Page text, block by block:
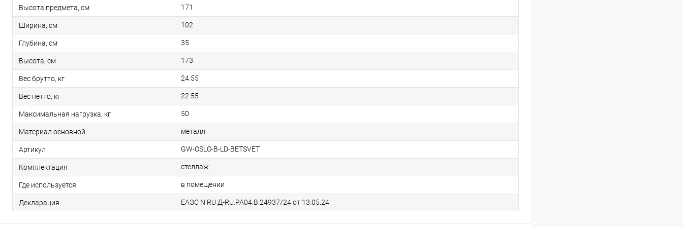
Высота предмета, см 171
Ширина, см 102
Глубина, см 35
Высота, см 173
Вес брутто, кг 24.55
Вес нетто, кг 22.55
Максимальная нагрузка, кг 50
Материал основной металл
Артикул GW-OSLO-B-LD-BETSVET
Комплектация стеллаж
Где используется в помещении
Декларация ЕАЭС N RU Д-RU.РА04.В.24937/24 от 13.05.24